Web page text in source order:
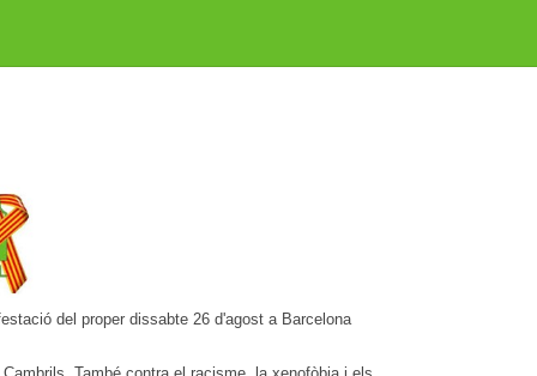
del proper dissabte 26 d'agost a Barcelona